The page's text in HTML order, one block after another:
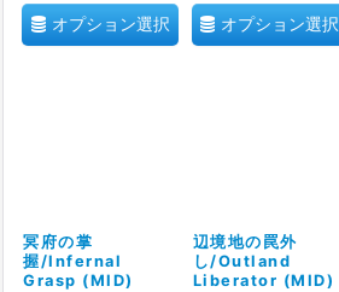
オプション選択 オプション選択
冥府の掌
握/Infernal
Grasp (MID)
辺境地の罠外
し/Outland
Liberator (MID)